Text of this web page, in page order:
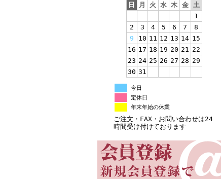
日
月 火 水 木 金
土
1
2
3 4 5 6 7
8
9
10 11 12 13 14 15
16 17 18 19 20 21 22
23 24 25 26 27 28 29
30 31
今日
定休日
年末年始の休業
ご注文・FAX・お問い合わせは24
時間受け付けております